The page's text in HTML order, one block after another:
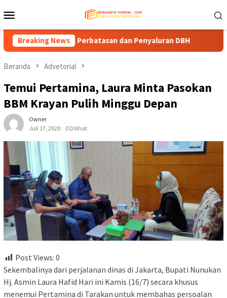
ke
Mobile
Breaking News
Jalan Perbatasan dan Penyaluran DBH Komisi IV
Beranda Advetorial
Temui Pertamina, Laura Minta Pasokan
BBM Krayan Pulih Minggu Depan
Owner
Juli 17, 2020
0 Dilihat
Post Views: 0
Sekembalinya dari perjalanan dinas di Jakarta, Bupati Nunukan
Hj. Asmin Laura Hafid Hari ini Kamis (16/7) secara khusus
menemui Pertamina di Tarakan untuk membahas persoalan